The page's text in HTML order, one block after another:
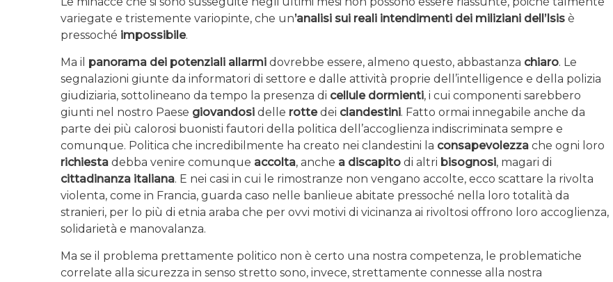
variegate e tristemente variopinte, che un’analisi sui reali intendimenti dei miliziani dell’Isis è
pressoché impossibile.
Ma il panorama dei potenziali allarmi dovrebbe essere, almeno questo, abbastanza chiaro. Le
segnalazioni giunte da informatori di settore e dalle attività proprie dell’intelligence e della polizia
giudiziaria, sottolineano da tempo la presenza di cellule dormienti, i cui componenti sarebbero
giunti nel nostro Paese giovandosi delle rottedei clandestini. Fatto ormai innegabile anche da
parte dei più calorosi buonisti fautori della politica dell’accoglienza indiscriminata sempre e
comunque. Politica che incredibilmente ha creato nei clandestini la consapevolezza che ogni loro
richiesta debba venire comunque accolta, anche a discapito di altri bisognosi, magari di
cittadinanza italiana. E nei casi in cui le rimostranze non vengano accolte, ecco scattare la rivolta
violenta, come in Francia, guarda caso nelle banlieue abitate pressoché nella loro totalità da
stranieri, per lo più di etnia araba che per ovvi motivi di vicinanza ai rivoltosi offrono loro accoglienza,
solidarietà e manovalanza.
Ma se il problema prettamente politico non è certo una nostra competenza, le problematiche
correlate alla sicurezza in senso stretto sono, invece, strettamente connesse alla nostra